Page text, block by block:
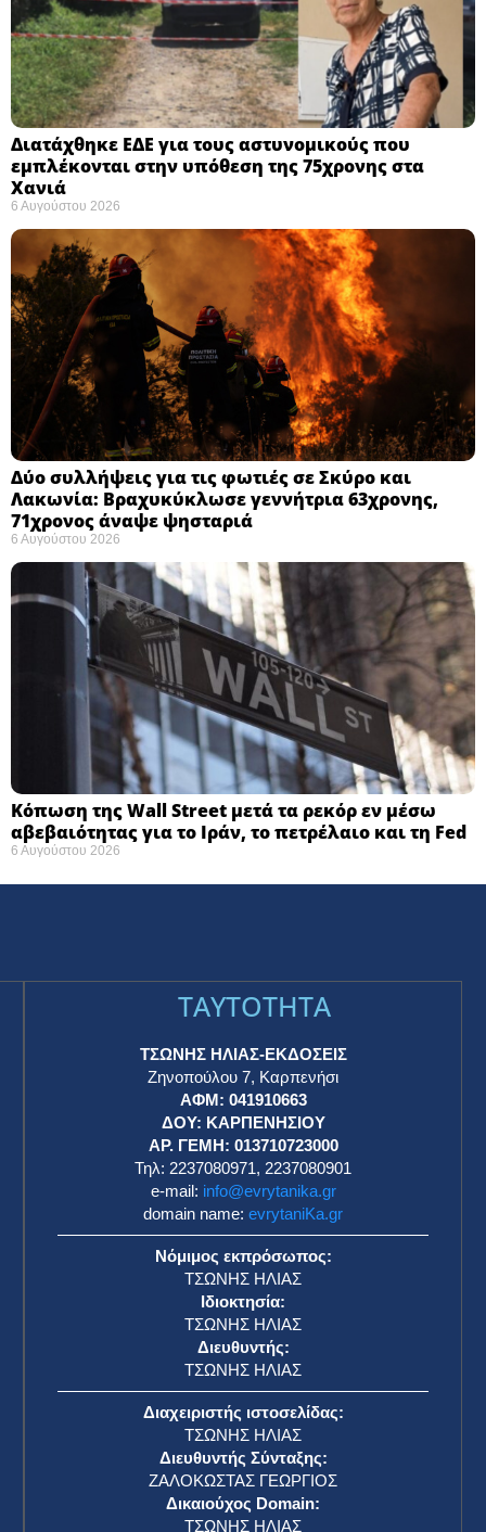
Διατάχθηκε ΕΔΕ για τους αστυνομικούς που
εμπλέκονται στην υπόθεση της 75χρονης στα
Χανιά
6 Αυγούστου 2026
Δύο συλλήψεις για τις φωτιές σε Σκύρο και
Λακωνία: Βραχυκύκλωσε γεννήτρια 63χρονης,
71χρονος άναψε ψησταριά
6 Αυγούστου 2026
Κόπωση της Wall Street μετά τα ρεκόρ εν μέσω
αβεβαιότητας για το Ιράν, το πετρέλαιο και τη Fed
6 Αυγούστου 2026
TAYTOTHTA
ΤΣΩΝΗΣ ΗΛΙΑΣ-ΕΚΔΟΣΕΙΣ
Ζηνοπούλου 7, Καρπενήσι
ΑΦΜ: 041910663
ΔΟΥ: ΚΑΡΠΕΝΗΣΙΟΥ
ΑΡ. ΓΕΜΗ: 013710723000
Τηλ: 2237080971, 2237080901
e-mail: info@evrytanika.gr
domain name: evrytaniKa.gr
Νόμιμος εκπρόσωπος:
ΤΣΩΝΗΣ ΗΛΙΑΣ
Ιδιοκτησία:
ΤΣΩΝΗΣ ΗΛΙΑΣ
Διευθυντής:
ΤΣΩΝΗΣ ΗΛΙΑΣ
Διαχειριστής ιστοσελίδας:
ΤΣΩΝΗΣ ΗΛΙΑΣ
Διευθυντής Σύνταξης:
ΖΑΛΟΚΩΣΤΑΣ ΓΕΩΡΓΙΟΣ
Δικαιούχος Domain:
ΤΣΩΝΗΣ ΗΛΙΑΣ